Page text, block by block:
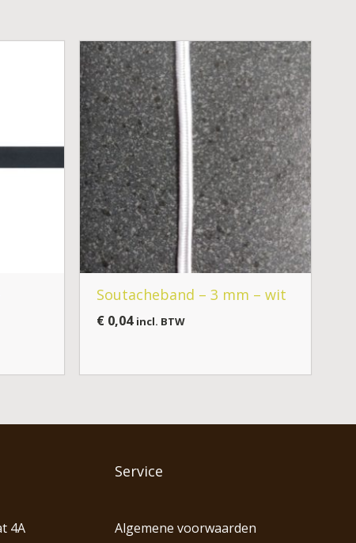
Soutacheband – 3 mm – wit
€ 0,04 incl. BTW
4A
Service
Algemene voorwaarden